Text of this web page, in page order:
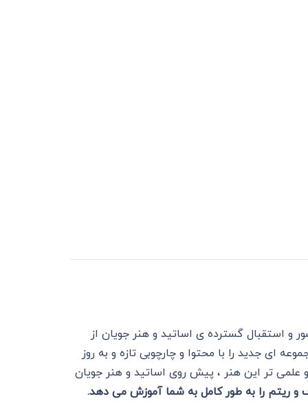
و استقبال گسترده ی اساتید و هنر جویان از
ای جدید را با محتوا و چارچوبی تازه و به روز
علمی تر این هنر ، پیش روی اساتید و هنر جویان
ریتم را به طور کامل به شما آموزش می دهد.